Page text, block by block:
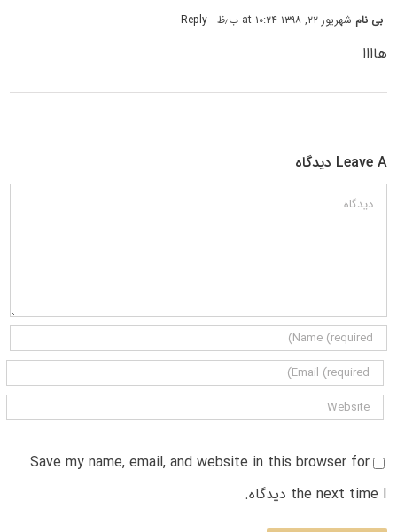
بی نام شهریور ۲۲, ۱۳۹۸ at ۱۰:۲۴ ب٫ظ - Reply
هاااا
Leave A دیدگاه
دیدگاه
Save my name, email, and website in this browser for
the next time I دیدگاه.